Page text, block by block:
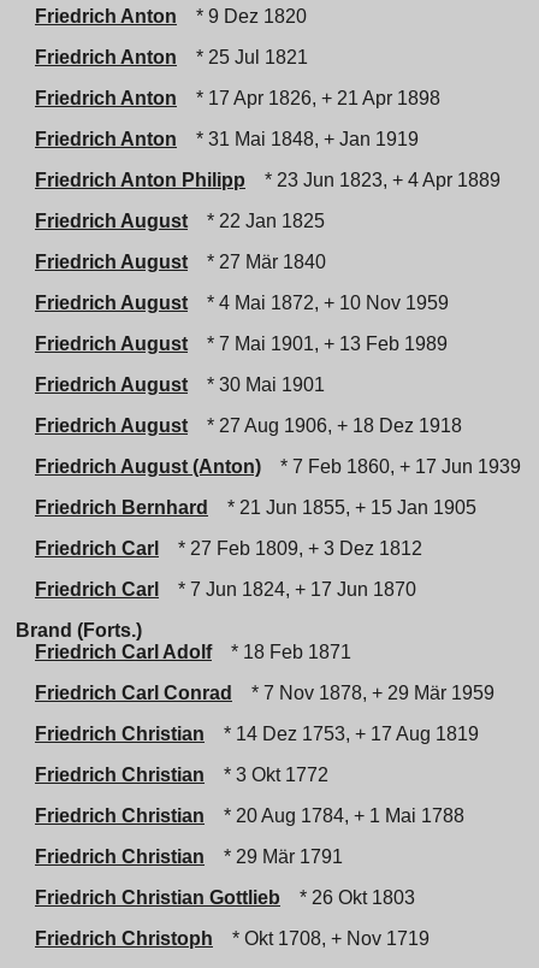
Friedrich Anton
* 9 Dez 1820
Friedrich Anton
* 25 Jul 1821
Friedrich Anton
* 17 Apr 1826, + 21 Apr 1898
Friedrich Anton
* 31 Mai 1848, + Jan 1919
Friedrich Anton Philipp
* 23 Jun 1823, + 4 Apr 1889
Friedrich August
* 22 Jan 1825
Friedrich August
* 27 Mär 1840
Friedrich August
* 4 Mai 1872, + 10 Nov 1959
Friedrich August
* 7 Mai 1901, + 13 Feb 1989
Friedrich August
* 30 Mai 1901
Friedrich August
* 27 Aug 1906, + 18 Dez 1918
Friedrich August (Anton)
* 7 Feb 1860, + 17 Jun 1939
Friedrich Bernhard
* 21 Jun 1855, + 15 Jan 1905
Friedrich Carl
* 27 Feb 1809, + 3 Dez 1812
Friedrich Carl
* 7 Jun 1824, + 17 Jun 1870
Brand (Forts.)
Friedrich Carl Adolf
* 18 Feb 1871
Friedrich Carl Conrad
* 7 Nov 1878, + 29 Mär 1959
Friedrich Christian
* 14 Dez 1753, + 17 Aug 1819
Friedrich Christian
* 3 Okt 1772
Friedrich Christian
* 20 Aug 1784, + 1 Mai 1788
Friedrich Christian
* 29 Mär 1791
Friedrich Christian Gottlieb
* 26 Okt 1803
Friedrich Christoph
* Okt 1708, + Nov 1719